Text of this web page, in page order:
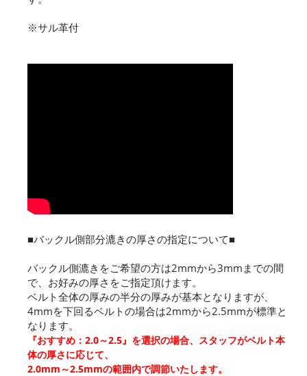
※サル革付
■バックル側部分漉きの厚さの指定について■
バックル側漉きをご希望の方は2mmから3mmまでの間
で、お好みの厚さをご指定頂けます。
ベルト全体の厚みの半分の厚みが基本となりますが、
4mmを下回るベルトの場合は2mmから2.5mmが標準と
なります。
『おすすめ：2.0～2.5』を選択の場合、スタッフがベルト本
体の厚さに応じて、
2.0mm～2.5mmの範囲内で調節いたします。